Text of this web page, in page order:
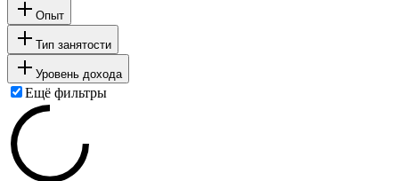
Опыт
Тип занятости
Уровень дохода
Ещё фильтры